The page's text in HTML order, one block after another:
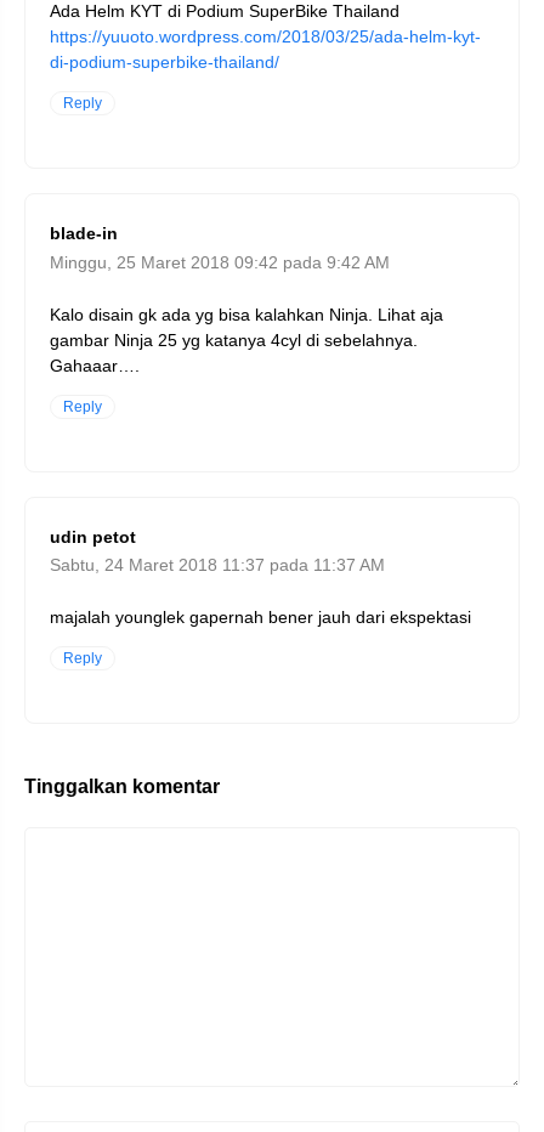
Ada Helm KYT di Podium SuperBike Thailand
https://yuuoto.wordpress.com/2018/03/25/ada-helm-kyt-
di-podium-superbike-thailand/
Reply
blade-in
Minggu, 25 Maret 2018 09:42 pada 9:42 AM
Kalo disain gk ada yg bisa kalahkan Ninja. Lihat aja
gambar Ninja 25 yg katanya 4cyl di sebelahnya.
Gahaaar….
Reply
udin petot
Sabtu, 24 Maret 2018 11:37 pada 11:37 AM
majalah younglek gapernah bener jauh dari ekspektasi
Reply
Tinggalkan komentar